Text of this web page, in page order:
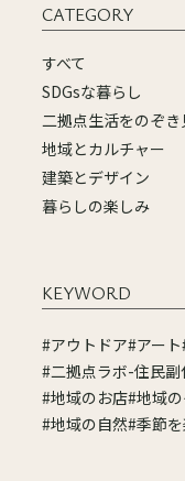
CATEGORY
すべて
SDGsな暮らし
二拠点生活をのぞき
地域とカルチャー
建築とデザイン
暮らしの楽しみ
KEYWORD
#アウトドア#アート
#二拠点ラボ-住民副
#地域のお店#地域
#地域の自然#季節